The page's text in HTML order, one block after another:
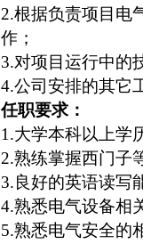
2.根据负责项目电
作；
3.对项目运行中的
4.公司安排的其它
任职要求：
1.大学本科以上学
2.熟练掌握西门子
3.良好的英语读写
4.熟悉电气设备相
5.熟悉电气安全的